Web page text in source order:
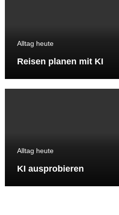
Alltag heute
Reisen planen mit KI
Alltag heute
KI ausprobieren